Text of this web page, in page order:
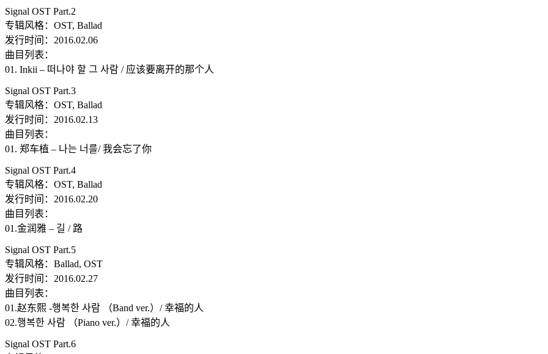
Signal OST Part.2
专辑风格：OST, Ballad
发行时间：2016.02.06
曲目列表：
01. Inkii – 떠나야 할 그 사람 / 应该要离开的那个人
Signal OST Part.3
专辑风格：OST, Ballad
发行时间：2016.02.13
曲目列表：
01. 郑车植 – 나는 너를/ 我会忘了你
Signal OST Part.4
专辑风格：OST, Ballad
发行时间：2016.02.20
曲目列表：
01.金润雅 – 길 / 路
Signal OST Part.5
专辑风格：Ballad, OST
发行时间：2016.02.27
曲目列表：
01.赵东熙 -행복한 사람 （Band ver.）/ 幸福的人
02.행복한 사람 （Piano ver.）/ 幸福的人
Signal OST Part.6